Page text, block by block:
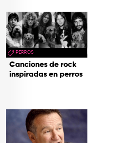
PERROS
Canciones de rock
inspiradas en perros